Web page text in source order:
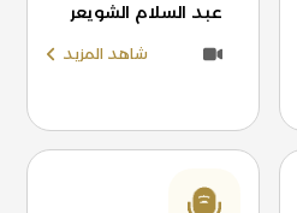
عبد السلام الشويعر
شاهد المزيد